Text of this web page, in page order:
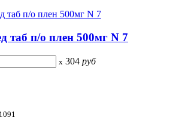
таб п/о плен 500мг N 7
x 304 руб